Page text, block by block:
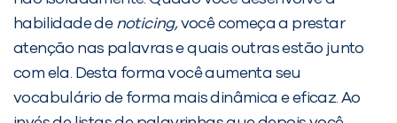
habilidade de noticing,você começa a prestar
atenção nas palavras e quais outras estão junto
com ela. Desta forma você aumenta seu
vocabulário de forma mais dinâmica e eficaz. Ao